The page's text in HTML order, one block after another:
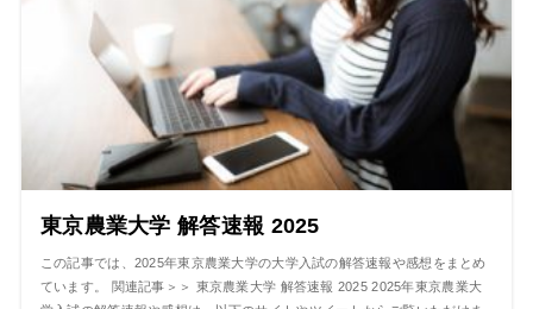
東京農業大学 解答速報 2025
この記事では、2025年東京農業大学の大学入試の解答速報や感想をまとめ
ています。 関連記事＞＞ 東京農業大学 解答速報 2025 2025年東京農業大